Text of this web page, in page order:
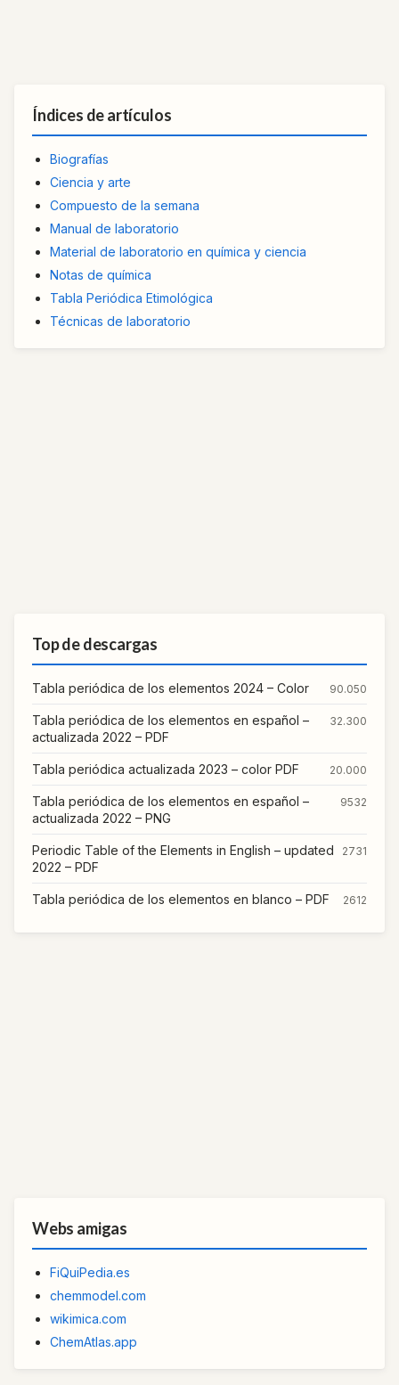
Índices de artículos
Biografías
Ciencia y arte
Compuesto de la semana
Manual de laboratorio
Material de laboratorio en química y ciencia
Notas de química
Tabla Periódica Etimológica
Técnicas de laboratorio
Top de descargas
Tabla periódica de los elementos 2024 – Color 90.050
Tabla periódica de los elementos en español –
actualizada 2022 – PDF
32.300
Tabla periódica actualizada 2023 – color PDF 20.000
Tabla periódica de los elementos en español –
actualizada 2022 – PNG
9532
Periodic Table of the Elements in English – updated
2022 – PDF
2731
Tabla periódica de los elementos en blanco – PDF 2612
Webs amigas
FiQuiPedia.es
chemmodel.com
wikimica.com
ChemAtlas.app